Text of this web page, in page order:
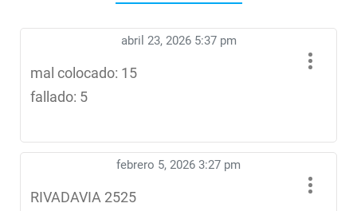
abril 23, 2026 5:37 pm
mal colocado: 15
fallado: 5
febrero 5, 2026 3:27 pm
RIVADAVIA 2525